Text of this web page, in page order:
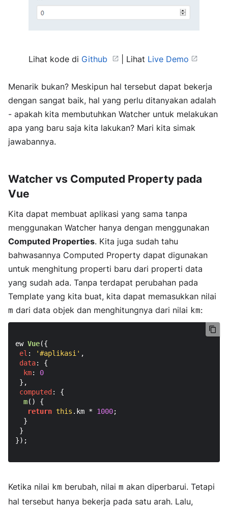
Lihat kode di Github | Lihat Live Demo
Menarik bukan? Meskipun hal tersebut dapat bekerja
dengan sangat baik, hal yang perlu ditanyakan adalah
- apakah kita membutuhkan Watcher untuk melakukan
apa yang baru saja kita lakukan? Mari kita simak
jawabannya.
Watcher vs Computed Property pada
Vue
Kita dapat membuat aplikasi yang sama tanpa
menggunakan Watcher hanya dengan menggunakan
Computed Properties. Kita juga sudah tahu
bahwasannya Computed Property dapat digunakan
untuk menghitung properti baru dari properti data
yang sudah ada. Tanpa terdapat perubahan pada
Template yang kita buat, kita dapat memasukkan nilai
m dari data objek dan menghitungnya dari nilai km:
ew Vue({
el : '#aplikasi' ,
data: {
km: 0
},
computed : {
m( ) {
return this . km * 1000;
  }
}
});
Ketika nilai km berubah, nilai m akan diperbarui. Tetapi
hal tersebut hanya bekerja pada satu arah. Lalu,